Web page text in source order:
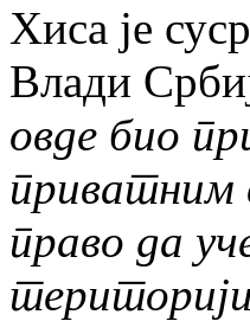
Хиса је
Влади
овде био
приватним
право да